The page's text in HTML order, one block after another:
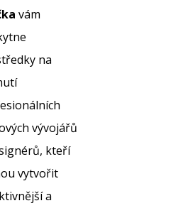
vám
na
vývojářů
kteří
vytvořit
a